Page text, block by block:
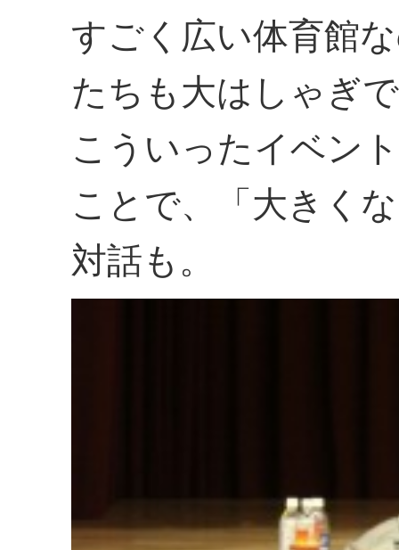
すごく広い体育館
たちも大はしゃぎ
こういったイベン
ことで、「大きく
対話も。